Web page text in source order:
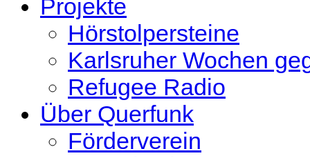
Projekte
Hörstolpersteine
Karlsruher Wochen
Refugee Radio
Über Querfunk
Förderverein